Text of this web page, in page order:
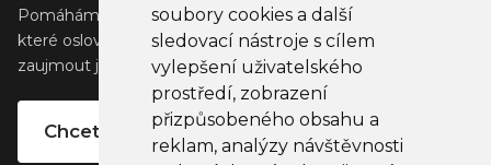
soubory cookies a další
sledovací nástroje s cílem
vylepšení uživatelského
prostředí, zobrazení
přizpůsobeného obsahu a
reklam, analýzy návštěvnosti
Pomáháme tvůrcům vytvářet a prodávat populární zboží,
které oslovuje jejich fanoušky. Pomáháme firmám
zaujmout jejich klienty, partnery a zaměstnance.
Chcete vlastní merchandise?